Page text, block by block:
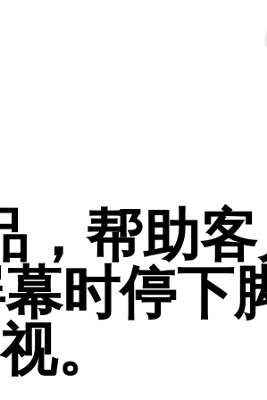
，帮助
时停下
。